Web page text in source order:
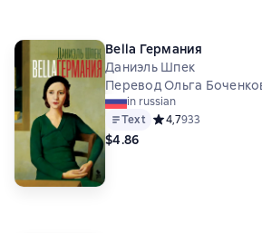
Bella Германия
Даниэль Шпек
Перевод Ольга
in russian
Text Средний рейтинг
4,7933
$4.86